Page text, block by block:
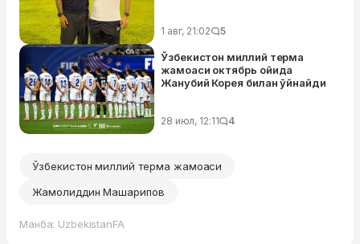
1 авг, 21:02 5
Ўзбекистон миллий терма
жамоаси октябрь ойида
Жанубий Корея билан ўйнайди
28 июл, 12:11 4
Ўзбекистон миллий терма жамоаси
Жамолиддин Машарипов
Манба: UzbekistanFA